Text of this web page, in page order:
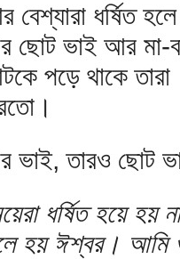
বেশ্যারা ধর্ষিত
ছোট ভাই আর মা-
পড়ে থাকে
ভাই, তারও ছোট
ধর্ষিত হয়ে হয়
হয় ঈশ্বর। আমি